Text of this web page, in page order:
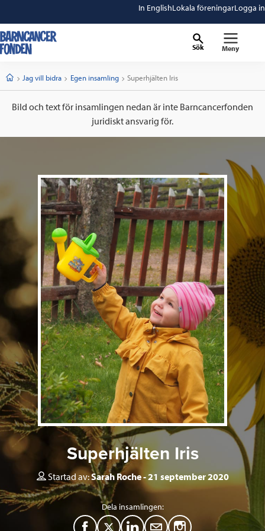
In EnglishLokala föreningarLogga in
Sök Meny
StartJag vill bidra Egen insamling Current:
Superhjälten Iris
Bild och text för insamlingen nedan är inte Barncancerfonden
juridiskt ansvarig för.
Superhjälten Iris
Startad av:Sarah Roche 21 september 2020
Dela insamlingen:
F
T
L
M